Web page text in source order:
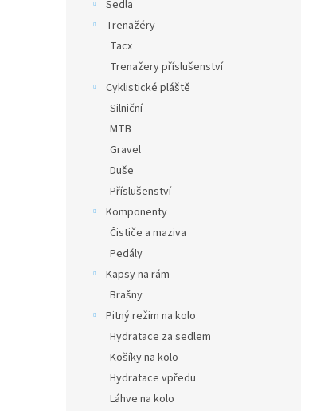
Sedla
Trenažéry
Tacx
Trenažery příslušenství
Cyklistické pláště
Silniční
MTB
Gravel
Duše
Příslušenství
Komponenty
Čističe a maziva
Pedály
Kapsy na rám
Brašny
Pitný režim na kolo
Hydratace za sedlem
Košíky na kolo
Hydratace vpředu
Láhve na kolo